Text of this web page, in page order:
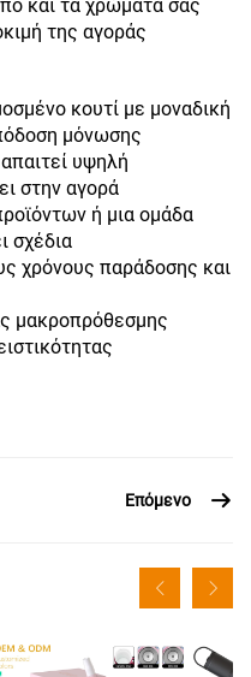
και τα χρώματά σας
της αγοράς
κουτί με μοναδική
μόνωσης
υψηλή
στην αγορά
ή μια ομάδα
σχέδια
χρόνους παράδοσης και
μακροπρόθεσμης
Επόμενο